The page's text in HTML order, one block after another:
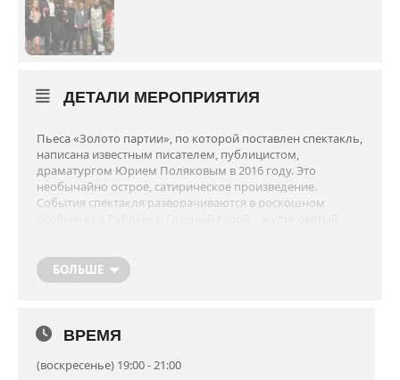
ДЕТАЛИ МЕРОПРИЯТИЯ
Пьеса «Золото партии», по которой поставлен спектакль,
написана известным писателем, публицистом,
драматургом Юрием Поляковым в 2016 году. Это
необычайно острое, сатирическое произведение.
События спектакля разворачиваются в роскошном
можно при помощи отца, старого партийного
функционера, бывшего члена ЦК КПСС…
непримиримых позиций представителей разных слоев
Режиссер-постановщик спектакля – народный артист
БОЛЬШЕ
ВРЕМЯ
(воскресенье) 19:00 - 21:00